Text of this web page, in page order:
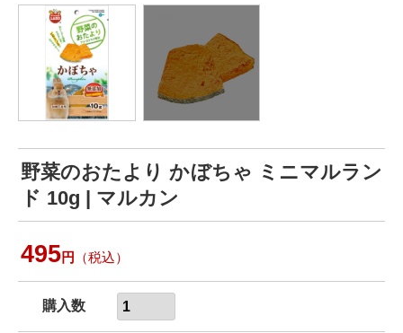
野菜のおたより かぼちゃ ミニマルラン
ド 10g | マルカン
495円 （税込）
購入数